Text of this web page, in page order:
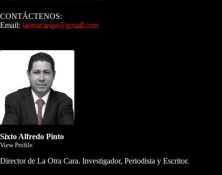
CONTÁCTENOS:
Email: laotracarapi@gmail.com
Sixto Alfredo Pinto
View Profile
Director de La Otra Cara. Investigador, Periodista y Escritor.